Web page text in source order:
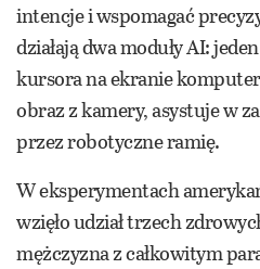
intencje i wspomagać
działają dwa moduły AI:
kursora na ekranie
obraz z kamery, asystuje w
przez robotyczne ramię.
W eksperymentach
wzięło udział trzech
mężczyzna z całkowitym